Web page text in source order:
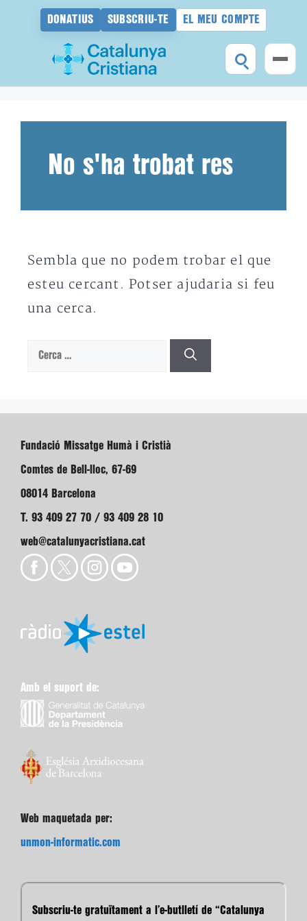
DONATIUS SUBSCRIU-TE EL MEU COMPTE
No s'ha trobat res
Sembla que no podem trobar el que
esteu cercant. Potser ajudaria si feu
una cerca.
Cerca:
Fundació Missatge Humà i Cristià
Comtes de Bell-lloc, 67-69
08014 Barcelona
T. 93 409 27 70 / 93 409 28 10
web@catalunyacristiana.cat
Amb el suport de:
Web maquetada per:
unmon-informatic.com
Subscriu-te gratuïtament a l’e-butlletí de “Catalunya